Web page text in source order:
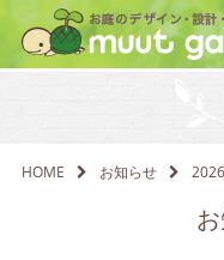
HOME お知らせ